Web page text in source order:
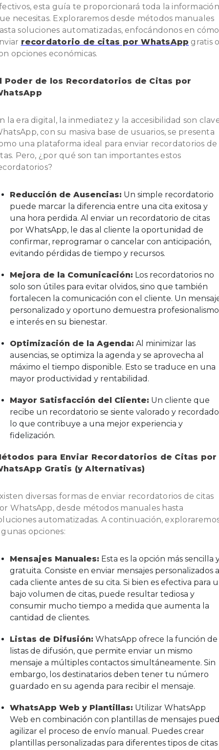
esta guía te proporcionará toda la información
necesitas. Exploraremos desde métodos manuales
soluciones automatizadas, enfocándonos en cómo
recordatorio de citas por WhatsApp gratis
opciones económicas.
Poder de los Recordatorios de Citas por
la era digital, la inmediatez y la accesibilidad son
con su masiva base de usuarios, se presenta
una plataforma ideal para enviar recordatorios de
Pero, ¿por qué son tan importantes estos
Reducción de Ausencias: Un simple recordatorio
puede marcar la diferencia entre una cita exitosa y
una hora perdida. Al enviar un recordatorio de citas
por WhatsApp, le das al cliente la oportunidad de
confirmar, reprogramar o cancelar con anticipación,
evitando pérdidas de tiempo y recursos.
Mejora de la Comunicación: Los recordatorios no
solo son útiles para evitar olvidos, sino que también
fortalecen la comunicación con el cliente. Un
personalizado y oportuno demuestra profesionalismo
e interés en su bienestar.
Optimización de la Agenda: Al minimizar las
ausencias, se optimiza la agenda y se aprovecha al
máximo el tiempo disponible. Esto se traduce en una
mayor productividad y rentabilidad.
Mayor Satisfacción del Cliente: Un cliente que
recibe un recordatorio se siente valorado y
lo que contribuye a una mejor experiencia y
fidelización.
para Enviar Recordatorios de Citas por
Gratis (y Alternativas)
diversas formas de enviar recordatorios de citas
WhatsApp, desde métodos manuales hasta
automatizadas. A continuación,
opciones:
Mensajes Manuales: Esta es la opción más sencilla
gratuita. Consiste en enviar mensajes personalizados a
cada cliente antes de su cita. Si bien es efectiva para
bajo volumen de citas, puede resultar tediosa y
consumir mucho tiempo a medida que aumenta la
cantidad de clientes.
Listas de Difusión: WhatsApp ofrece la función de
listas de difusión, que permite enviar un mismo
mensaje a múltiples contactos simultáneamente. Sin
embargo, los destinatarios deben tener tu número
guardado en su agenda para recibir el mensaje.
WhatsApp Web y Plantillas: Utilizar WhatsApp
Web en combinación con plantillas de mensajes
agilizar el proceso de envío manual. Puedes crear
plantillas personalizadas para diferentes tipos de citas